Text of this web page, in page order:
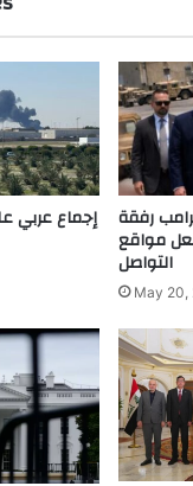
إجماع عربي رفقة
مواقع
التواصل
May 20,